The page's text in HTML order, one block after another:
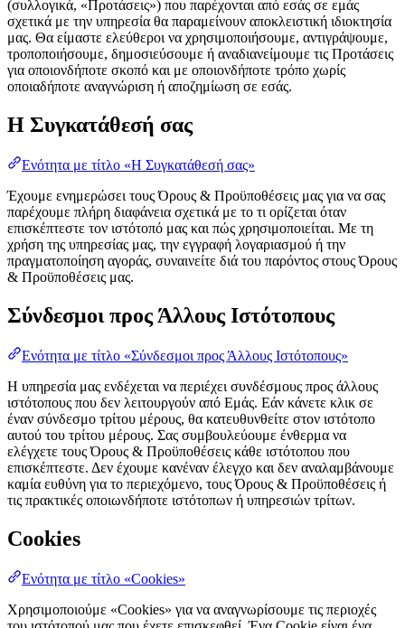
(συλλογικά, «Προτάσεις») που παρέχονται από εσάς σε εμάς
σχετικά με την υπηρεσία θα παραμείνουν αποκλειστική ιδιοκτησία
μας. Θα είμαστε ελεύθεροι να χρησιμοποιήσουμε, αντιγράψουμε,
τροποποιήσουμε, δημοσιεύσουμε ή αναδιανείμουμε τις Προτάσεις
για οποιονδήποτε σκοπό και με οποιονδήποτε τρόπο χωρίς
οποιαδήποτε αναγνώριση ή αποζημίωση σε εσάς.
Η Συγκατάθεσή σας
Ενότητα με τίτλο «Η Συγκατάθεσή σας»
Έχουμε ενημερώσει τους Όρους & Προϋποθέσεις μας για να σας
παρέχουμε πλήρη διαφάνεια σχετικά με το τι ορίζεται όταν
επισκέπτεστε τον ιστότοπό μας και πώς χρησιμοποιείται. Με τη
χρήση της υπηρεσίας μας, την εγγραφή λογαριασμού ή την
πραγματοποίηση αγοράς, συναινείτε διά του παρόντος στους Όρους
& Προϋποθέσεις μας.
Σύνδεσμοι προς Άλλους Ιστότοπους
Ενότητα με τίτλο «Σύνδεσμοι προς Άλλους Ιστότοπους»
Η υπηρεσία μας ενδέχεται να περιέχει συνδέσμους προς άλλους
ιστότοπους που δεν λειτουργούν από Εμάς. Εάν κάνετε κλικ σε
έναν σύνδεσμο τρίτου μέρους, θα κατευθυνθείτε στον ιστότοπο
αυτού του τρίτου μέρους. Σας συμβουλεύουμε ένθερμα να
ελέγχετε τους Όρους & Προϋποθέσεις κάθε ιστότοπου που
επισκέπτεστε. Δεν έχουμε κανέναν έλεγχο και δεν αναλαμβάνουμε
καμία ευθύνη για το περιεχόμενο, τους Όρους & Προϋποθέσεις ή
τις πρακτικές οποιωνδήποτε ιστότοπων ή υπηρεσιών τρίτων.
Cookies
Ενότητα με τίτλο «Cookies»
Χρησιμοποιούμε «Cookies» για να αναγνωρίσουμε τις περιοχές